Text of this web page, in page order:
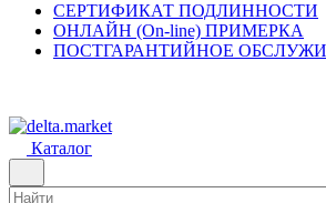
СЕРТИФИКАТ ПОДЛИННОСТИ
ОНЛАЙН (On-line) ПРИМЕРКА
ПОСТГАРАНТИЙНОЕ
Каталог